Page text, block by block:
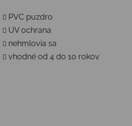
PVC puzdro
UV ochrana
nehmlovia sa
vhodné od 4 do 10 rokov